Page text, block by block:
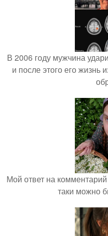
В 2006 году мужчина
и после этого его
Мой ответ на
таки можно